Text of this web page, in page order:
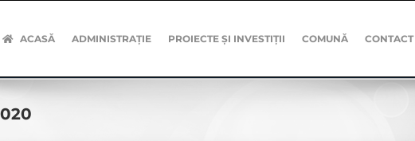
ACASĂ ADMINISTRAȚIE PROIECTE ȘI INVESTIȚII COMUNĂ CONTACT